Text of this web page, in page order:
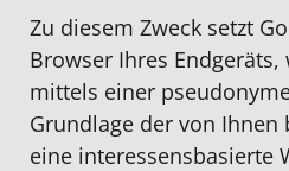
Zu diesem Zweck setzt
Browser Ihres
mittels einer
Grundlage der von Ihnen
eine interessensbasierte